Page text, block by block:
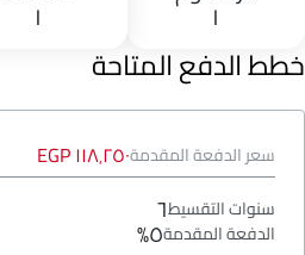
١ ١
خطط الدفع المتاحة
سعر الدفعة المقدمة١١٨٬٢٥٠ EGP
سنوات التقسيط٦
الدفعة المقدمة٥%